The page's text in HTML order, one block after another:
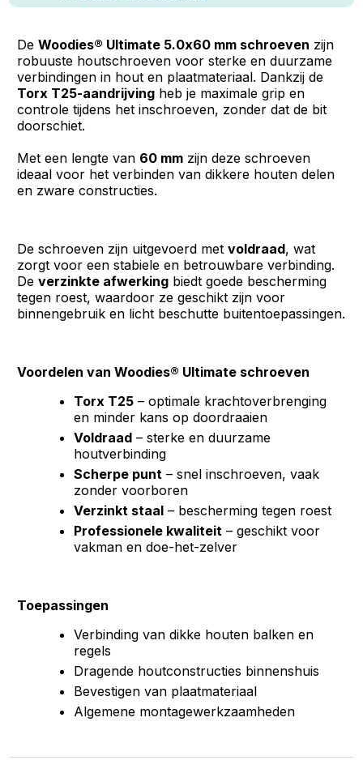
DeWoodies® Ultimate 5.0x60 mm schroeven zijn
robuuste houtschroeven voor sterke en duurzame
verbindingen in hout en plaatmateriaal. Dankzij de
Torx T25-aandrijving heb je maximale grip en
controle tijdens het inschroeven, zonder dat de bit
doorschiet.
Met een lengte van 60 mm zijn deze schroeven
ideaal voor het verbinden van dikkere houten delen
en zware constructies.
De schroeven zijn uitgevoerd metvoldraad, wat
zorgt voor een stabiele en betrouwbare verbinding.
Deverzinkte afwerking biedt goede bescherming
tegen roest, waardoor ze geschikt zijn voor
binnengebruik en licht beschutte buitentoepassingen.
Voordelen van Woodies® Ultimate schroeven
Torx T25 – optimale krachtoverbrenging
en minder kans op doordraaien
Voldraad – sterke en duurzame
houtverbinding
Scherpe punt – snel inschroeven, vaak
zonder voorboren
Verzinkt staal – bescherming tegen roest
Professionele kwaliteit – geschikt voor
vakman en doe-het-zelver
Toepassingen
Verbinding van dikke houten balken en
regels
Dragende houtconstructies binnenshuis
Bevestigen van plaatmateriaal
Algemene montagewerkzaamheden